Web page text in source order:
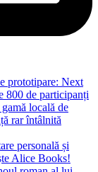
prototipare: Next
800 de participanți
locală de
rar întâlnită
personală și
Alice Books!